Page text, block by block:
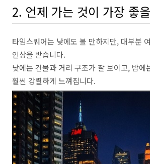
2. 언제 가는 것이 가장 좋
타임스퀘어는 낮에도 볼 만하지만, 대부분
인상을 받습니다.
낮에는 건물과 거리 구조가 잘 보이고, 밤에
훨씬 강렬하게 느껴집니다.